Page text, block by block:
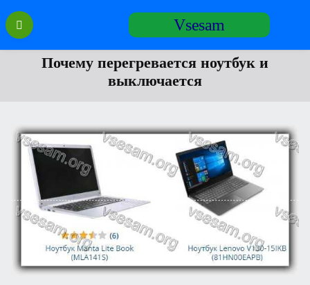
Перейти
содержанию
Vsesam
Почему перегревается ноутбук и
выключается